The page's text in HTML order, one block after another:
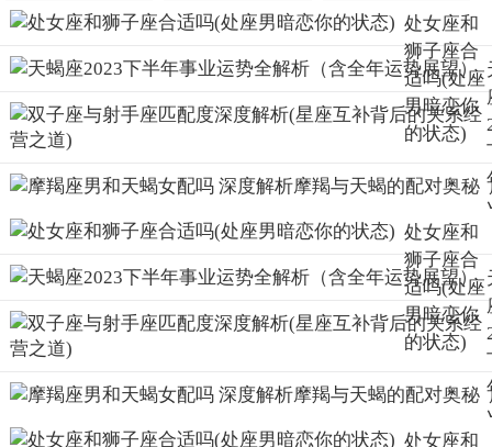
事业领域：运势不错，跟上级领导能保持一个和谐的沟通方
式，就像顺畅的交通，没有阻碍。可以多谈一下自己的见
解，说不定就能得到领导的赏识，如同在黑暗中发出光芒，
吸引他人的注意。
财运状况：
正财运势平稳，就像平稳行驶的列车，按部就班
神秘的礼物。
巨蟹座的朋友在未来一周要培养一个独立自强的个性，就像
一棵坚韧的大树，独自挺立在风雨中，将会得到身边人的鼓
励。
情感方面： 异性缘不错，能结识不少新朋友，就像走进了一
个热闹的派对。但想要更深入交流，还有一定的难度，就像
攀登一座高山，需要付出努力。有伴的巨蟹座要避免争吵，
处女座和
狮子座合
适吗(处座
男暗恋你
的状态)
处女座和
狮子座合
适吗(处座
男暗恋你
的状态)
处女座和